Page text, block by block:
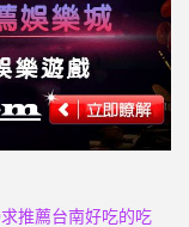
推薦台南好吃的吃